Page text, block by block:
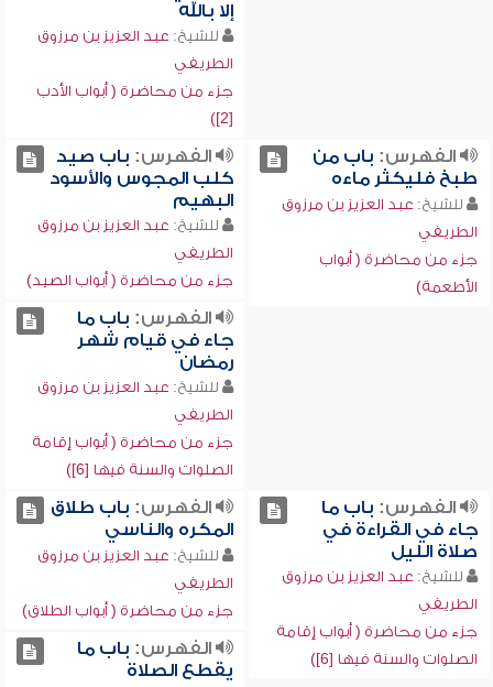
إلا بالله
للشيخ: عبد العزيز بن مرزوق
الطريفي
جزء من محاضرة ( أبواب الأدب
[2])
الفهرس: باب من
طبخ فليكثر ماءه
للشيخ: عبد العزيز بن مرزوق
الطريفي
جزء من محاضرة ( أبواب
الأطعمة)
الفهرس: باب صيد
كلب المجوس والأسود
البهيم
للشيخ: عبد العزيز بن مرزوق
الطريفي
جزء من محاضرة ( أبواب الصيد)
الفهرس: باب ما
جاء في قيام شهر
رمضان
للشيخ: عبد العزيز بن مرزوق
الطريفي
جزء من محاضرة ( أبواب إقامة
الصلوات والسنة فيها [6])
الفهرس: باب ما
جاء في القراءة في
صلاة الليل
للشيخ: عبد العزيز بن مرزوق
الطريفي
جزء من محاضرة ( أبواب إقامة
الصلوات والسنة فيها [6])
الفهرس: باب طلاق
المكره والناسي
للشيخ: عبد العزيز بن مرزوق
الطريفي
جزء من محاضرة ( أبواب الطلاق)
الفهرس: باب ما
يقطع الصلاة